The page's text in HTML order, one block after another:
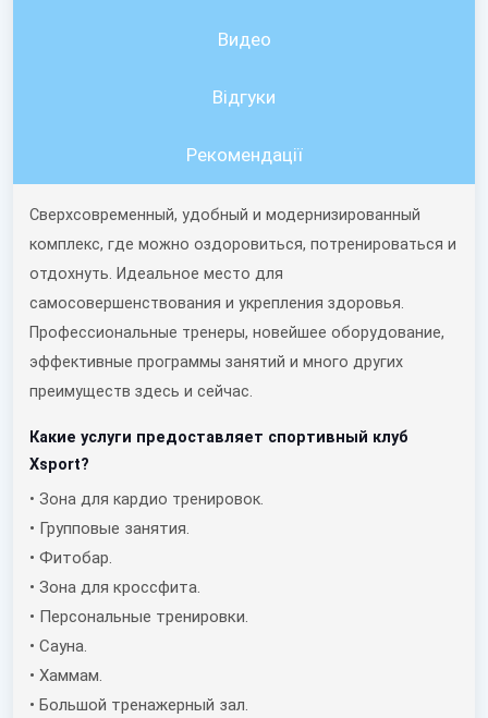
Видео
Вiдгуки
Рекомендації
Сверхсовременный, удобный и модернизированный
комплекс, где можно оздоровиться, потренироваться и
отдохнуть. Идеальное место для
самосовершенствования и укрепления здоровья.
Профессиональные тренеры, новейшее оборудование,
эффективные программы занятий и много других
преимуществ здесь и сейчас.
Какие услуги предоставляет спортивный клуб
Xsport?
• Зона для кардио тренировок.
• Групповые занятия.
• Фитобар.
• Зона для кроссфита.
• Персональные тренировки.
• Сауна.
• Хаммам.
• Большой тренажерный зал.